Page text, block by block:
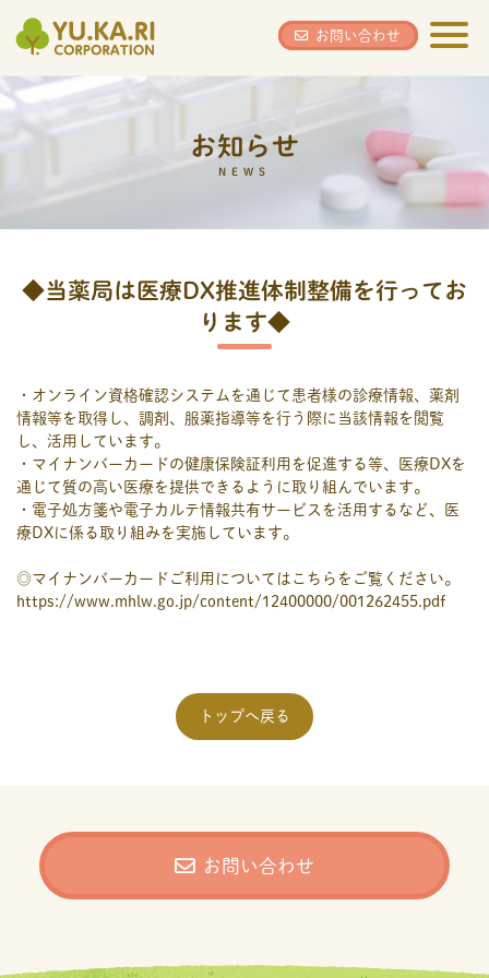
お問い合わせ
お知らせ
NEWS
◆当薬局は医療DX推進体制整備を行ってお
ります◆
・オンライン資格確認システムを通じて患者様の診療情報、薬剤
情報等を取得し、調剤、服薬指導等を行う際に当該情報を閲覧
し、活用しています。
・マイナンバーカードの健康保険証利用を促進する等、医療DXを
通じて質の高い医療を提供できるように取り組んでいます。
・電子処方箋や電子カルテ情報共有サービスを活用するなど、医
療DXに係る取り組みを実施しています。
◎マイナンバーカードご利用についてはこちらをご覧ください。
https://www.mhlw.go.jp/content/12400000/001262455.pdf
トップへ戻る
お問い合わせ